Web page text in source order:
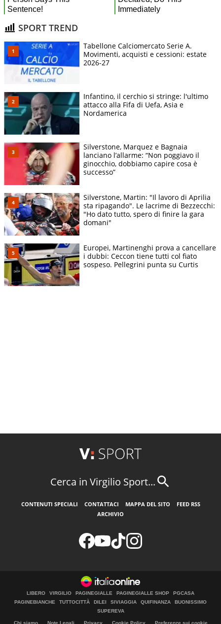
SPORT TREND
Tabellone Calciomercato Serie A.
Movimenti, acquisti e cessioni: estate
2026-27
Infantino, il cerchio si stringe: l'ultimo
attacco alla Fifa di Uefa, Asia e
Nordamerica
Silverstone, Marquez e Bagnaia
lanciano l’allarme: “Non poggiavo il
ginocchio, dobbiamo capire cosa è
successo”
Silverstone, Martin: "Il lavoro di Aprilia
sta ripagando". Le lacrime di Bezzecchi:
"Ho dato tutto, spero di finire la gara
domani"
Europei, Martinenghi prova a cancellare
i dubbi: Ceccon tiene tutti col fiato
sospeso. Pellegrini punta su Curtis
Cerca in Virgilio Sport...
CONTENUTI SPECIALI CONTATTACI MAPPA DEL SITO
FEED RSS
ARCHIVIO
LIBERO VIRGILIO PAGINEGIALLE PAGINEGIALLE SHOP
PGCASA
PAGINEBIANCHE
TUTTOCITTÀ DILEI SIVIAGGIA QUIFINANZA
BUONISSIMO
SUPEREVA